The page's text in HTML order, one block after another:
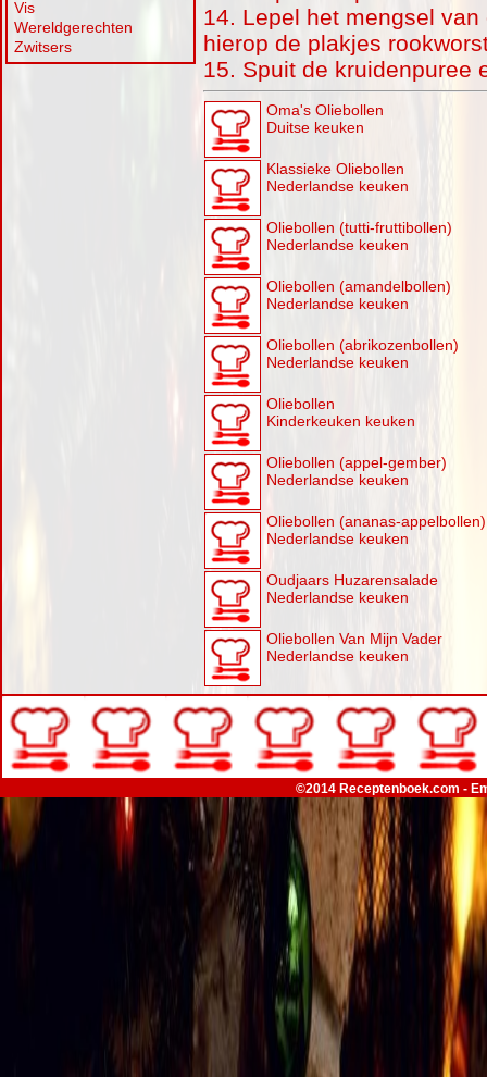
Vis
Wereldgerechten
Zwitsers
14. Lepel het mengsel
hierop de plakjes
15. Spuit de kruidenpuree
Oma's Oliebollen
Duitse keuken
Klassieke Oliebollen
Nederlandse keuken
Oliebollen (tutti-fruttibollen)
Nederlandse keuken
Oliebollen (amandelbollen)
Nederlandse keuken
Oliebollen (abrikozenbollen)
Nederlandse keuken
Oliebollen
Kinderkeuken keuken
Oliebollen (appel-gember)
Nederlandse keuken
Oliebollen (ananas-appelbollen)
Nederlandse keuken
Oudjaars Huzarensalade
Nederlandse keuken
Oliebollen Van Mijn Vader
Nederlandse keuken
©2014 Receptenboek.com -